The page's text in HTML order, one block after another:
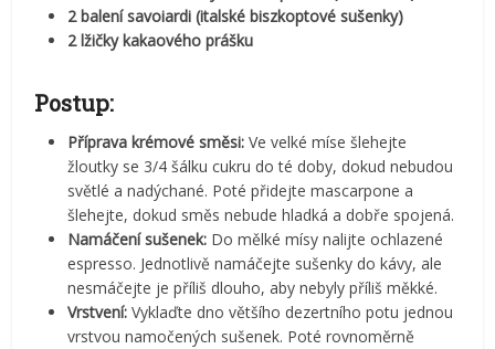
2 balení savoiardi (italské biszkoptové sušenky)
2 lžičky kakaového prášku
Postup:
Příprava krémové směsi: Ve velké míse šlehejte
žloutky se 3/4 šálku cukru do té doby, dokud nebudou
světlé a nadýchané. Poté přidejte mascarpone a
šlehejte, dokud směs nebude hladká a dobře spojená.
Namáčení sušenek: Do mělké mísy nalijte ochlazené
espresso. Jednotlivě namáčejte sušenky do kávy, ale
nesmáčejte je příliš dlouho, aby nebyly příliš měkké.
Vrstvení: Vyklaďte dno většího dezertního potu jednou
vrstvou namočených sušenek. Poté rovnoměrně